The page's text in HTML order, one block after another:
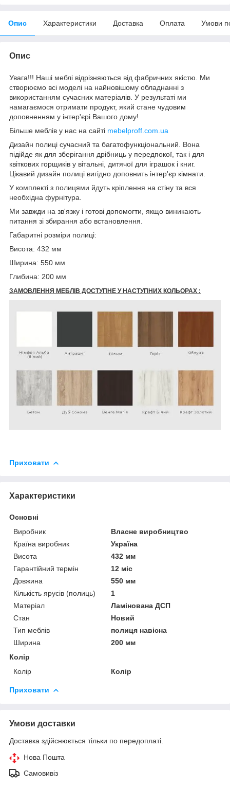
Опис Характеристики Доставка Оплата Умови
Опис
Увага!!! Наші меблі відрізняються від фабричних якістю. Ми
створюємо всі моделі на найновішому обладнанні з
використанням сучасних матеріалів. У результаті ми
намагаємося отримати продукт, який стане чудовим
доповненням у інтер'єрі Вашого дому!
Більше меблів у нас на сайті mebelproff.com.ua
Дизайн полиці сучасний та багатофункціональний. Вона
підійде як для зберігання дрібниць у передпокої, так і для
квіткових горщиків у вітальні, дитячої для іграшок і книг.
Цікавий дизайн полиці вигідно доповнить інтер'єр кімнати.
У комплекті з полицями йдуть кріплення на стіну та вся
необхідна фурнітура.
Ми завжди на зв'язку і готові допомогти, якщо виникають
питання зі збирання або встановлення.
Габаритні розміри полиці:
Висота: 432 мм
Ширина: 550 мм
Глибина: 200 мм
ЗАМОВЛЕННЯ МЕБЛІВ ДОСТУПНЕ У НАСТУПНИХ КОЛЬОРАХ :
Приховати
Характеристики
Основні
Виробник
Власне виробництво
Країна виробник
Україна
Висота
432 мм
Гарантійний термін
12 міс
Довжина
550 мм
Кількість ярусів (полиць)
1
Матеріал
Ламінована ДСП
Стан
Новий
Тип меблів
полиця навісна
Ширина
200 мм
Колір
Колір
Колір
Приховати
Умови доставки
Доставка здійснюється тільки по передоплаті.
Нова Пошта
Самовивіз